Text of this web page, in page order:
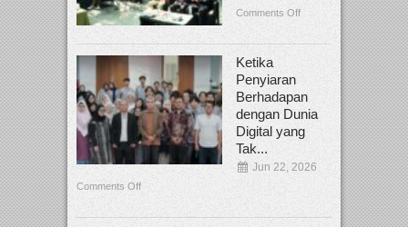
Comments Off
Ketika
Penyiaran
Berhadapan
dengan Dunia
Digital yang
Tak...
Jun 22, 2026
Comments Off